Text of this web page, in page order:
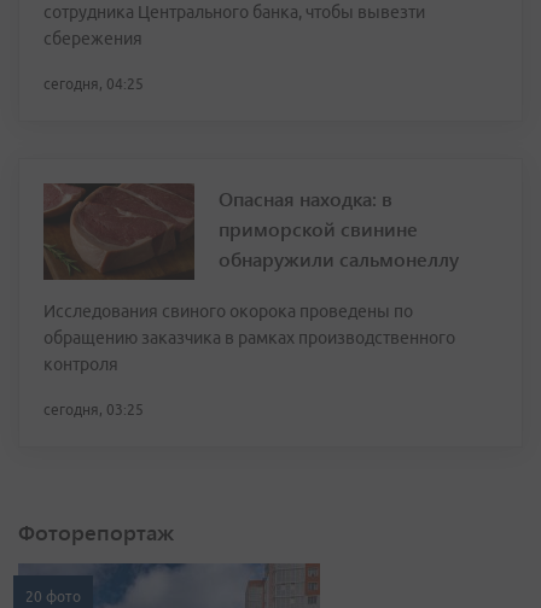
сотрудника Центрального банка, чтобы вывезти
сбережения
сегодня, 04:25
Опасная находка: в
приморской свинине
обнаружили сальмонеллу
Исследования свиного окорока проведены по
обращению заказчика в рамках производственного
контроля
сегодня, 03:25
Фоторепортаж
20 фото